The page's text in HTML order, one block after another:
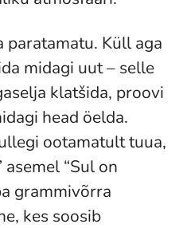
paratamatu. Küll aga
midagi uut – selle
klatšida, proovi
head öelda.
ootamatult tuua,
asemel “Sul on
grammivõrra
kes soosib